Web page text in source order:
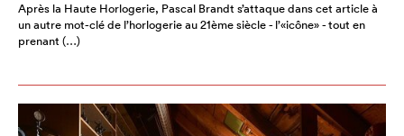
Après la Haute Horlogerie, Pascal Brandt s’attaque dans cet article à
un autre mot-clé de l’horlogerie au 21ème siècle - l’«icône» - tout en
prenant (…)